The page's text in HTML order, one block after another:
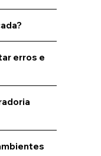
erros e